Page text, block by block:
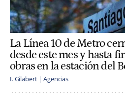
La Línea 10 de Metro
desde este mes y hasta
obras en la estación del
I. Gilabert | Agencias